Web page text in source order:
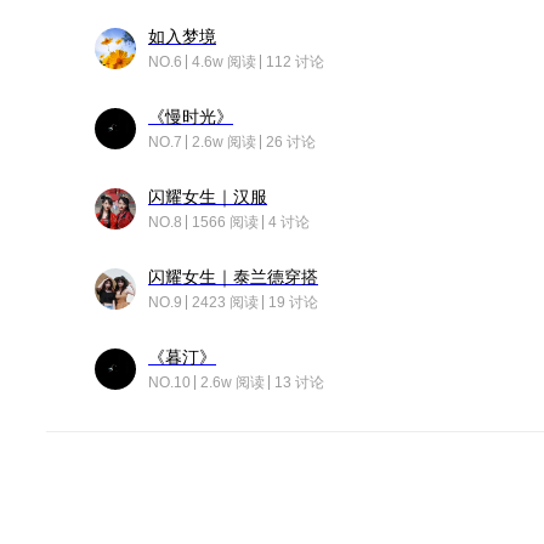
如入梦境
NO.6 4.6w 阅读 112 讨论
《慢时光》
NO.7 2.6w 阅读 26 讨论
闪耀女生｜汉服
NO.8 1566 阅读 4 讨论
闪耀女生｜泰兰德穿搭
NO.9 2423 阅读 19 讨论
《暮汀》
NO.10 2.6w 阅读 13 讨论